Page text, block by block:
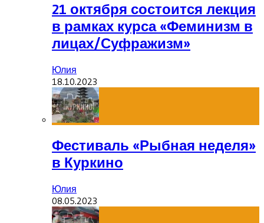
21 октября состоится лекция
в рамках курса «Феминизм в
лицах/Суфражизм»
Юлия
18.10.2023
Фестиваль «Рыбная неделя»
в Куркино
Юлия
08.05.2023